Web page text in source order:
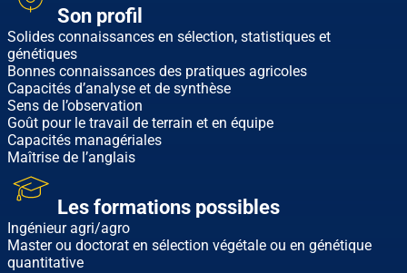
Son profil
Solides connaissances en sélection, statistiques et
génétiques
Bonnes connaissances des pratiques agricoles
Capacités d’analyse et de synthèse
Sens de l’observation
Goût pour le travail de terrain et en équipe
Capacités managériales
Maîtrise de l’anglais
Les formations possibles
Ingénieur agri/agro
Master ou doctorat en sélection végétale ou en génétique
quantitative